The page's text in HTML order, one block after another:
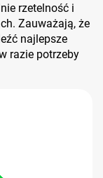
rzetelność i
Zauważają, że
najlepsze
razie potrzeby